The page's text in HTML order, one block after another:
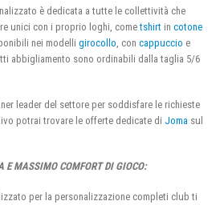
è dedicata a tutte le collettività che
unici con i proprio loghi, cometshirt in cotone
nei modelli girocollo , con cappuccio e
abbigliamento sono ordinabili dalla taglia 5/6
leader del settore per soddisfare le richieste
potrai trovare le offerte dedicate di Joma sul
E MASSIMO COMFORT DI GIOCO:
per la personalizzazione completi club ti